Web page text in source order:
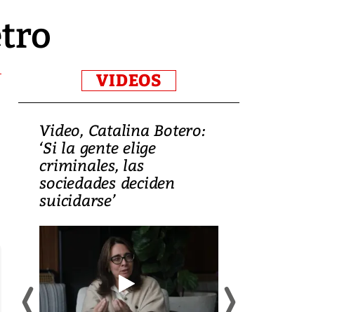
VIDEOS
Video, Catalina Botero:
‘Si la gente elige
criminales, las
sociedades deciden
suicidarse’